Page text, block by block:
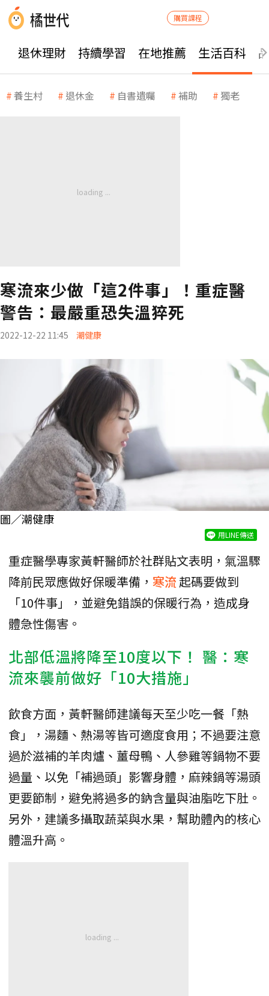
購買課程
退休理財 持續學習 在地推薦 生活百科
養生村 退休金 自書遺囑 補助 獨老
寒流來少做「這2件事」！重症醫
警告：最嚴重恐失溫猝死
2022-12-22 11:45 潮健康
圖／潮健康
用LINE傳送
重症醫學專家黃軒醫師於社群貼文表明，氣溫驟
降前民眾應做好保暖準備， 寒流 起碼要做到
「10件事」，並避免錯誤的保暖行為，造成身
體急性傷害。
北部低溫將降至10度以下！ 醫：寒
流來襲前做好「10大措施」
飲食方面，黃軒醫師建議每天至少吃一餐「熱
食」，湯麵、熱湯等皆可適度食用；不過要注意
過於滋補的羊肉爐、薑母鴨、人參雞等鍋物不要
過量、以免「補過頭」影響身體，麻辣鍋等湯頭
更要節制，避免將過多的鈉含量與油脂吃下肚。
另外，建議多攝取蔬菜與水果，幫助體內的核心
體溫升高。